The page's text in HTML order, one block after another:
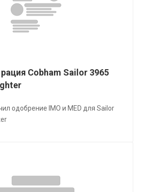
Cobham Sailor 3965
одобрение IMO и MED для Sailor